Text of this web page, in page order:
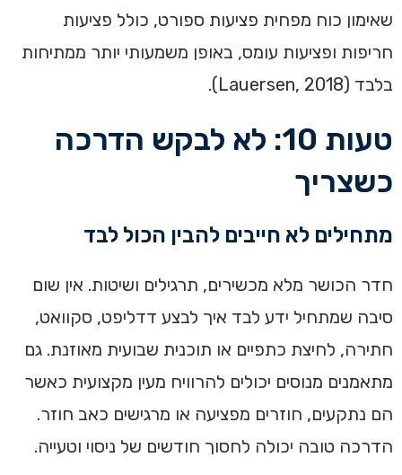
שאימון כוח מפחית פציעות ספורט, כולל פציעות
חריפות ופציעות עומס, באופן משמעותי יותר ממתיחות
בלבד (Lauersen, 2018).
טעות 10: לא לבקש הדרכה
כשצריך
מתחילים לא חייבים להבין הכול לבד
חדר הכושר מלא מכשירים, תרגילים ושיטות. אין שום
סיבה שמתחיל ידע לבד איך לבצע דדליפט, סקוואט,
חתירה, לחיצת כתפיים או תוכנית שבועית מאוזנת. גם
מתאמנים מנוסים יכולים להרוויח מעין מקצועית כאשר
הם נתקעים, חוזרים מפציעה או מרגישים כאב חוזר.
הדרכה טובה יכולה לחסוך חודשים של ניסוי וטעייה.